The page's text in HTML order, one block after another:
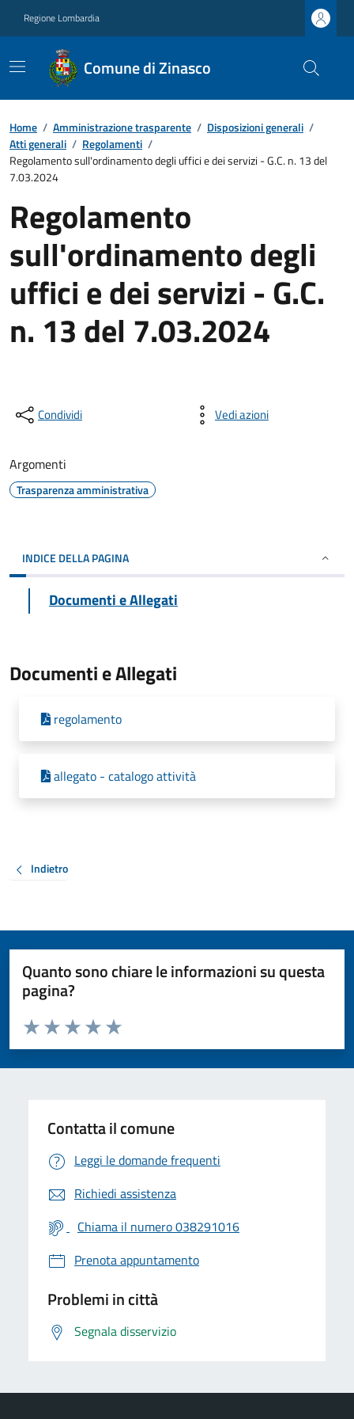
Regione Lombardia
Comune di Zinasco
Home / Amministrazione trasparente / Disposizioni generali /
Atti generali / Regolamenti /
Regolamento sull'ordinamento degli uffici e dei servizi - G.C. n. 13 del
7.03.2024
Regolamento
sull'ordinamento degli
uffici e dei servizi - G.C.
n. 13 del 7.03.2024
Condividi Vedi azioni
Argomenti
Trasparenza amministrativa
INDICE DELLA PAGINA
Documenti e Allegati
Documenti e Allegati
regolamento
allegato - catalogo attività
Indietro
Quanto sono chiare le informazioni su questa
pagina?
Valuta da 1 a 5 stelle la pagina
Valuta 5 stelle su 5
Valuta 4 stelle su 5
Valuta 3 stelle su 5
Valuta 2 stelle su 5
Valuta 1 stelle su 5
Contatta il comune
Leggi le domande frequenti
Richiedi assistenza
Chiama il numero 038291016
Prenota appuntamento
Problemi in città
Segnala disservizio